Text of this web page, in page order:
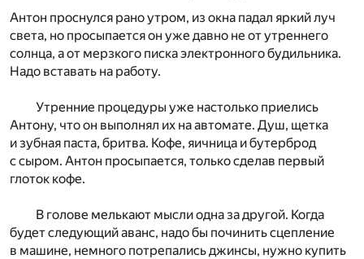
Антон проснулся рано утром, из окна падал яркий луч
света, но просыпается он уже давно не от утреннего
солнца, а от мерзкого писка электронного будильника.
Надо вставать на работу.
Утренние процедуры уже настолько приелись
Антону, что он выполнял их на автомате. Душ, щетка
и зубная паста, бритва. Кофе, яичница и бутерброд
с сыром. Антон просыпается, только сделав первый
глоток кофе.
В голове мелькают мысли одна за другой. Когда
будет следующий аванс, надо бы починить сцепление
в машине, немного потрепались джинсы, нужно купить